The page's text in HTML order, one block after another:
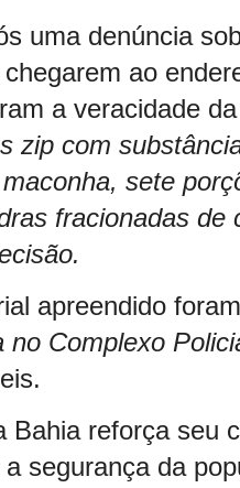
uma denúncia
ao
a veracidade
zip com
sete
fracionadas
apreendido
no Complexo
Bahia reforça seu
segurança da